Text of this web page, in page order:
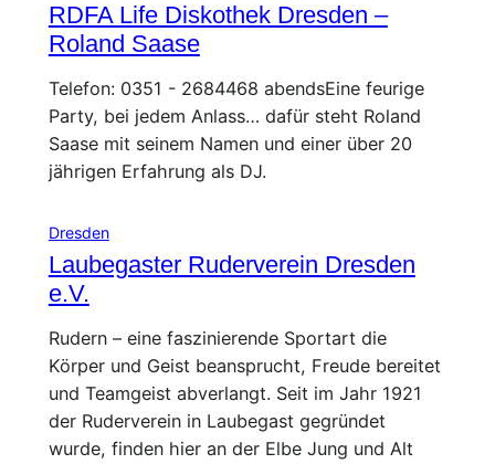
RDFA Life Diskothek Dresden –
Roland Saase
Telefon: 0351 - 2684468 abendsEine feurige
Party, bei jedem Anlass… dafür steht Roland
Saase mit seinem Namen und einer über 20
jährigen Erfahrung als DJ.
Dresden
Laubegaster Ruderverein Dresden
e.V.
Rudern – eine faszinierende Sportart die
Körper und Geist beansprucht, Freude bereitet
und Teamgeist abverlangt. Seit im Jahr 1921
der Ruderverein in Laubegast gegründet
wurde, finden hier an der Elbe Jung und Alt